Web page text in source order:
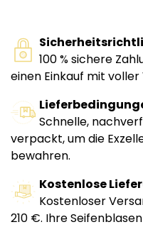
100 % sichere
einen Einkauf mit
Schnelle,
verpackt, um die
bewahren.
Kostenlose
Kostenloser
210 €. Ihre